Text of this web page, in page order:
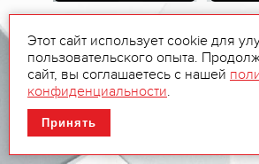
Этот сайт использует cookie для
пользовательского опыта.
сайт, вы соглашаетесь с нашей
конфиденциальности.
Принять